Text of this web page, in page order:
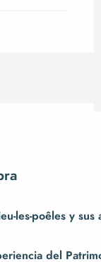
les-poêles y sus
del